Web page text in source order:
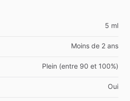
5 ml
Moins de 2 ans
Plein (entre 90 et 100%)
Oui